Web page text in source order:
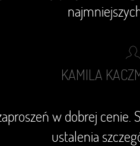
KAMILA
w dobrej cenie.
ustalenia